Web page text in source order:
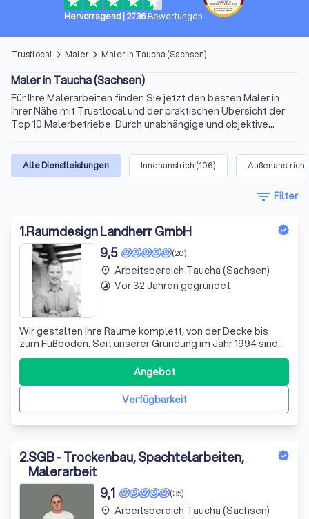
Hervorragend 2736Bewertungen
Trustlocal arrow_forward_ios Maler arrow_forward_ios Maler in Taucha (Sachsen)
Maler in Taucha (Sachsen)
Für Ihre Malerarbeiten finden Sie jetzt den besten Maler in
Ihrer Nähe mit Trustlocal und der praktischen Übersicht der
Top 10 Malerbetriebe. Durch unabhängige und objektive
Informationen schon vor der ersten Kontaktaufnahme. Maler
in Taucha (Sachsen) gibt es viele. Doch die Anforderungen
können abweichen. So informieren wir Sie auch über
Spezialisierungen der Anbieter, die in übersichtlichen Profilen
ihre Expertise zu Malerarbeiten in Innen- und Außenbereichen
(Sachsen) und Umgebung präsentieren.
Alle Dienstleistungen Innenanstrich (106) Außenanstrich
filter_list Filter
1.Raumdesign Landherr GmbH
(20)
9,5
Wir gestalten Ihre Räume komplett, von der Decke bis
zum Fußboden. Seit unserer Gründung im Jahr 1994 sind
wir Ihr verlässlicher Partner für Maler- und
Lackiererarbeiten sowie vielfältige
Raumgestaltungsaufgaben. Unsere Expertise erstreckt
sich auch auf Fußbodenbeläge wie Teppichböden,
Verfügbarkeit
Angebot
place Arbeitsbereich Taucha (Sachsen)
timelapse Vor 32 Jahren gegründet
2.SGB - Trockenbau, Spachtelarbeiten,
Malerarbeit
(35)
9,1
place Arbeitsbereich Taucha (Sachsen)